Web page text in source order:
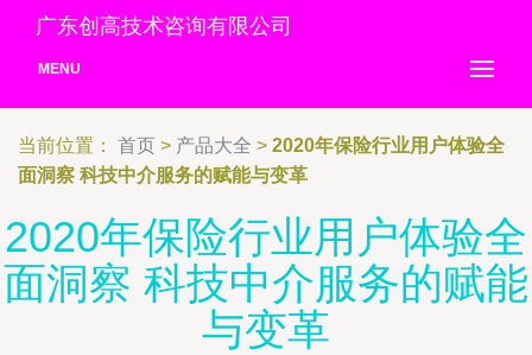
广东创高技术咨询有限公司
MENU
当前位置： 首页 > 产品大全 > 2020年保险行业用户体验全
面洞察 科技中介服务的赋能与变革
2020年保险行业用户体验全
面洞察 科技中介服务的赋能
与变革